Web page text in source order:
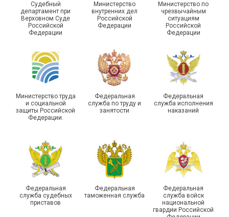
профсоюзных
организаций ГУФСИН
России по Пермскому
туристическом слете
215-й юбилей
государственной
Республике Саха (Якутия)
Храбрым детям – добрые
подарки
Адыгейской организации
Профсоюза подвел итоги
работы и наметил новые
векторы развития
Судебный
департамент при
Верховном Суде
Российской
Федерации
Министерство
внутренних дел
Российской
Федерации
Министерство по
чрезвычайным
ситуациям
Российской
Федерации
Министерство труда
и социальной
защиты Российской
Федерации.
Федеральная
служба по труду и
занятости
Федеральная
служба исполнения
наказаний
Федеральная
служба судебных
приставов
Федеральная
таможенная служба
Федеральная
служба войск
национальной
гвардии Российской